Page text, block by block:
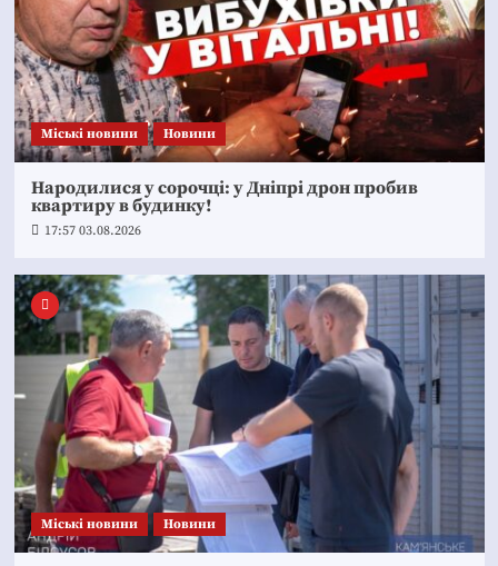
Mіські новини Новини
Народилися у сорочці: у Дніпрі дрон пробив
квартиру в будинку!
17:57 03.08.2026
Mіські новини Новини